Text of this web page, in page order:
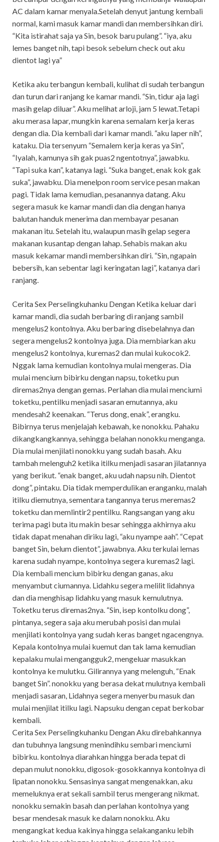
AC dalam kamar menyala.Setelah denyut jantung kembali
normal, kami masuk kamar mandi dan membersihkan diri.
“Kita istirahat saja ya Sin, besok baru pulang”. “iya, aku
lemes banget nih, tapi besok sebelum check out aku
dientot lagi ya”
Ketika aku terbangun kembali, kulihat di sudah terbangun
dan turun dari ranjang ke kamar mandi. “Sin, tidur aja lagi
masih gelap diluar”. Aku melihat arloji, jam 5 lewat.Tetapi
aku merasa lapar, mungkin karena semalam kerja keras
dengan dia. Dia kembali dari kamar mandi. “aku laper nih”,
kataku. Dia tersenyum “Semalem kerja keras ya Sin”,
“Iyalah, kamunya sih gak puas2 ngentotnya”, jawabku.
“Tapi suka kan”, katanya lagi. “Suka banget, enak kok gak
suka”, jawabku. Dia menelpon room service pesan makan
pagi. Tidak lama kemudian, pesanannya datang. Aku
segera masuk ke kamar mandi dan dia dengan hanya
balutan handuk menerima dan membayar pesanan
makanan itu. Setelah itu, walaupun masih gelap segera
makanan kusantap dengan lahap. Sehabis makan aku
masuk kekamar mandi membersihkan diri. “Sin, ngapain
bebersih, kan sebentar lagi keringatan lagi”, katanya dari
ranjang.
Cerita Sex Perselingkuhanku Dengan Ketika keluar dari
kamar mandi, dia sudah berbaring di ranjang sambil
mengelus2 kontolnya. Aku berbaring disebelahnya dan
segera mengelus2 kontolnya juga. Dia membiarkan aku
mengelus2 kontolnya, kuremas2 dan mulai kukocok2.
Nggak lama kemudian kontolnya mulai mengeras. Dia
mulai mencium bibirku dengan napsu, toketku pun
diremas2nya dengan gemas. Perlahan dia mulai menciumi
toketku, pentilku menjadi sasaran emutannya, aku
mendesah2 keenakan. “Terus dong, enak”, erangku.
Bibirnya terus menjelajah kebawah, ke nonokku. Pahaku
dikangkangkannya, sehingga belahan nonokku menganga.
Dia mulai menjilati nonokku yang sudah basah. Aku
tambah melenguh2 ketika itilku menjadi sasaran jilatannya
yang berikut. “enak banget, aku udah napsu nih. Dientot
dong”, pintaku. Dia tidak memperdulikan eranganku, malah
itilku diemutnya, sementara tangannya terus meremas2
toketku dan memlintir2 pentilku. Rangsangan yang aku
terima pagi buta itu makin besar sehingga akhirnya aku
tidak dapat menahan diriku lagi, “aku nyampe aah”. “Cepat
banget Sin, belum dientot”, jawabnya. Aku terkulai lemas
karena sudah nyampe, kontolnya segera kuremas2 lagi.
Dia kembali mencium bibirku dengan ganas, aku
menyambut ciumannya. Lidahku segera melilit lidahnya
dan dia menghisap lidahku yang masuk kemulutnya.
Toketku terus diremas2nya. “Sin, isep kontolku dong”,
pintanya, segera saja aku merubah posisi dan mulai
menjilati kontolnya yang sudah keras banget ngacengnya.
Kepala kontolnya mulai kuemut dan tak lama kemudian
kepalaku mulai mengangguk2, mengeluar masukkan
kontolnya ke mulutku. Gilirannya yang melenguh, “Enak
banget Sin”. nonokku yang berasa dekat mulutnya kembali
menjadi sasaran, Lidahnya segera menyerbu masuk dan
mulai menjilat itilku lagi. Napsuku dengan cepat berkobar
kembali.
Cerita Sex Perselingkuhanku Dengan Aku direbahkannya
dan tubuhnya langsung menindihku sembari menciumi
bibirku. kontolnya diarahkan hingga berada tepat di
depan mulut nonokku, digosok-gosokkannya kontolnya di
lipatan nonokku. Sensasinya sangat mengenakkan, aku
memeluknya erat sekali sambil terus mengerang nikmat.
nonokku semakin basah dan perlahan kontolnya yang
besar mendesak masuk ke dalam nonokku. Aku
mengangkat kedua kakinya hingga selakanganku lebih